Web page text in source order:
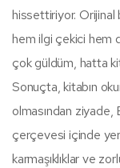
hissettiriyor. Orijinal
hem ilgi çekici hem
çok güldüm, hatta
Sonuçta, kitabın
olmasından
çerçevesi içinde
karmaşıklıklar ve